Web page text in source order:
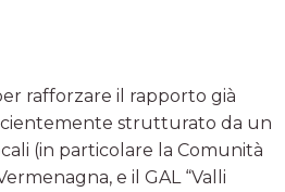
rafforzare il rapporto già
strutturato da un
(in particolare la Comunità
e il GAL “Valli